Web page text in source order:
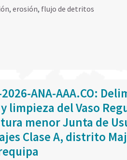
, erosión, flujo de detritos
ANA-AAA.CO:
limpieza del Vaso
menor Junta de
Clase A, distrito